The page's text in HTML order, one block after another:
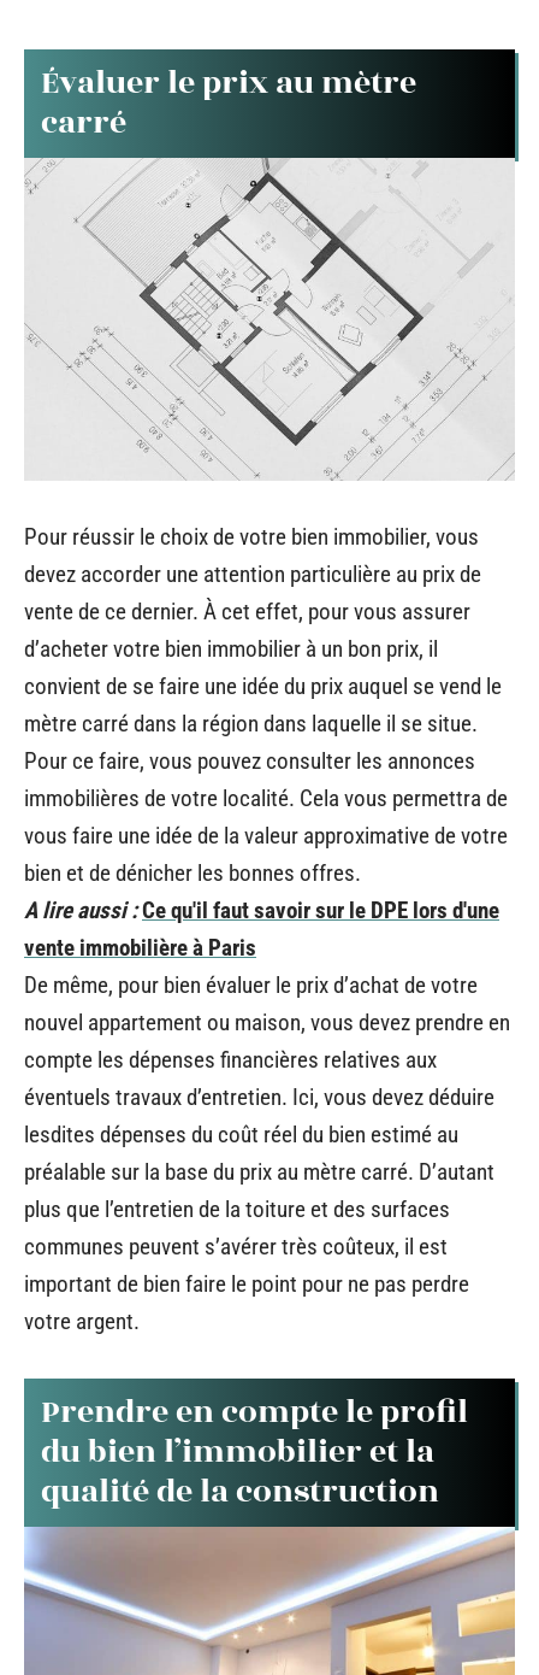
Évaluer le prix au mètre
carré
Pour réussir le choix de votre bien immobilier, vous
devez accorder une attention particulière au prix de
vente de ce dernier. À cet effet, pour vous assurer
d’acheter votre bien immobilier à un bon prix, il
convient de se faire une idée du prix auquel se vend le
mètre carré dans la région dans laquelle il se situe.
Pour ce faire, vous pouvez consulter les annonces
immobilières de votre localité. Cela vous permettra de
vous faire une idée de la valeur approximative de votre
bien et de dénicher les bonnes offres.
A lire aussi :Ce qu'il faut savoir sur le DPE lors d'une
vente immobilière à Paris
De même, pour bien évaluer le prix d’achat de votre
nouvel appartement ou maison, vous devez prendre en
compte les dépenses financières relatives aux
éventuels travaux d’entretien. Ici, vous devez déduire
lesdites dépenses du coût réel du bien estimé au
préalable sur la base du prix au mètre carré. D’autant
plus que l’entretien de la toiture et des surfaces
communes peuvent s’avérer très coûteux, il est
important de bien faire le point pour ne pas perdre
votre argent.
Prendre en compte le profil
du bien l’immobilier et la
qualité de la construction